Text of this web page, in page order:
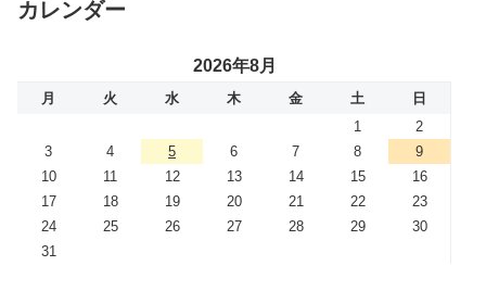
カレンダー
2026年8月
月 火 水 木 金 土
日
1
2
3
4 5 6 7 8
9
10
11 12 13 14 15
16
17
18 19 20 21 22
23
24
25 26 27 28 29
30
31